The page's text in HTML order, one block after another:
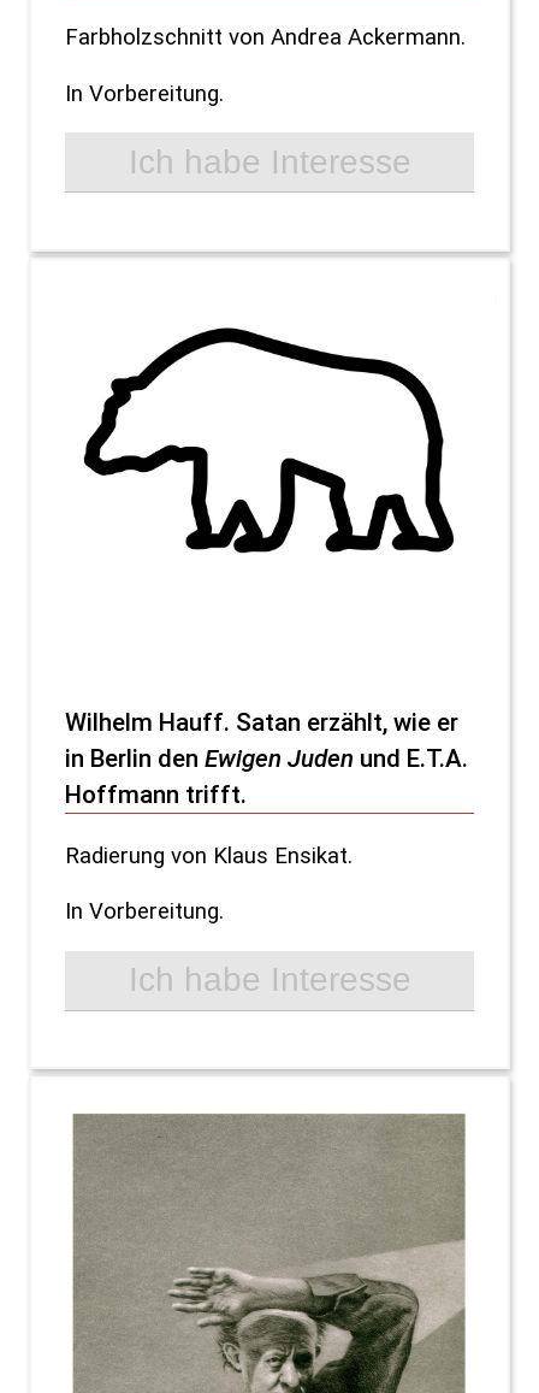
Farbholzschnitt von Andrea Ackermann.
In Vorbereitung.
Wilhelm Hauff. Satan erzählt, wie er
in Berlin denEwigen Juden und E.T.A.
Hoffmann trifft.
Radierung von Klaus Ensikat.
In Vorbereitung.